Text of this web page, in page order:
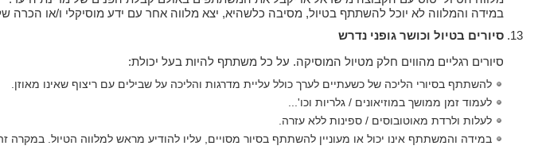
במידה והמלווה לא יוכל להשתתף בטיול, מסיבה כלשהיא, יצא מלווה אחר עם ידע מוסיקלי ו/או הכרה
סיורים בטיול וכושר גופני נדרש
סיורים רגליים מהווים חלק מטיול המוסיקה. על כל משתתף להיות בעל יכולת:
להשתתף בסיורי הליכה של כשעתיים לערך כולל עליית מדרגות והליכה על שבילים עם ריצוף שאינו מאוזן.
לעמוד זמן ממושך במוזיאונים / גלריות וכו'...
לעלות ולרדת מאוטובוסים / ספינות ללא עזרה.
במידה והמשתתף אינו יכול או מעוניין להשתתף בסיור מסויים, עליו להודיע מראש למלווה הטיול. במקרה